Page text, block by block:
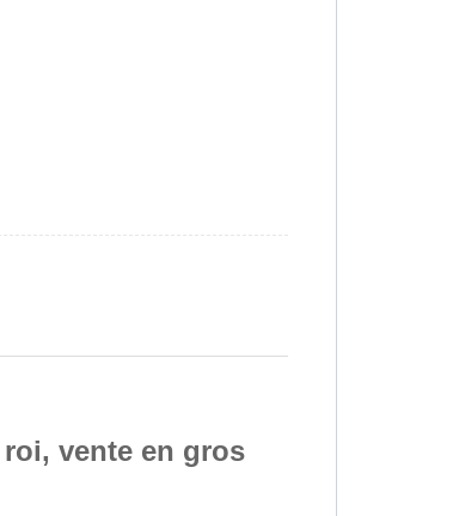
vente en gros